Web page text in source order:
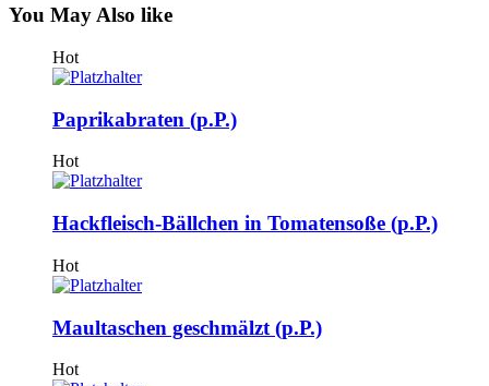
You MayAlso like
Hot
Paprikabraten (p.P.)
Hot
Hackfleisch-Bällchen in Tomatensoße (p.P.)
Hot
Maultaschen geschmälzt (p.P.)
Hot